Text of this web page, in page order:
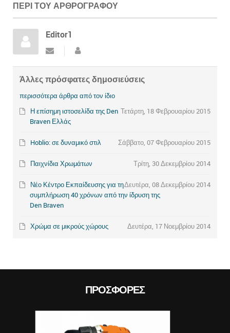
ΠΕΡΊ ΤΟΥ ΑΡΘΡΟΓΡΆΦΟΥ
Editor1
Άλλες πρόσφατες δημοσιεύσεις
περισσότερα άρθρα από τον ίδιο
Τετάρτη, 18 Φεβρουαρίου 2015
Η επίσημη ιστοσελίδα της Den
Braven Ελλάς
Σάββατο, 07 Φεβρουαρίου 2015
Hoblio: σε δυναμικό στιλ
Τρίτη, 30 Δεκεμβρίου 2014
Παιχνίδια Χρωμάτων
Δευτέρα, 08 Δεκεμβρίου 2014
Νέο Κέντρο Εκπαίδευσης για τη
συμπλήρωση 40 χρόνων από την ίδρυση της
Den Braven
Δευτέρα, 17 Νοεμβρίου 2014
Χρώμα σε μικρούς χώρους
ΠΡΟΣΦΟΡΈΣ